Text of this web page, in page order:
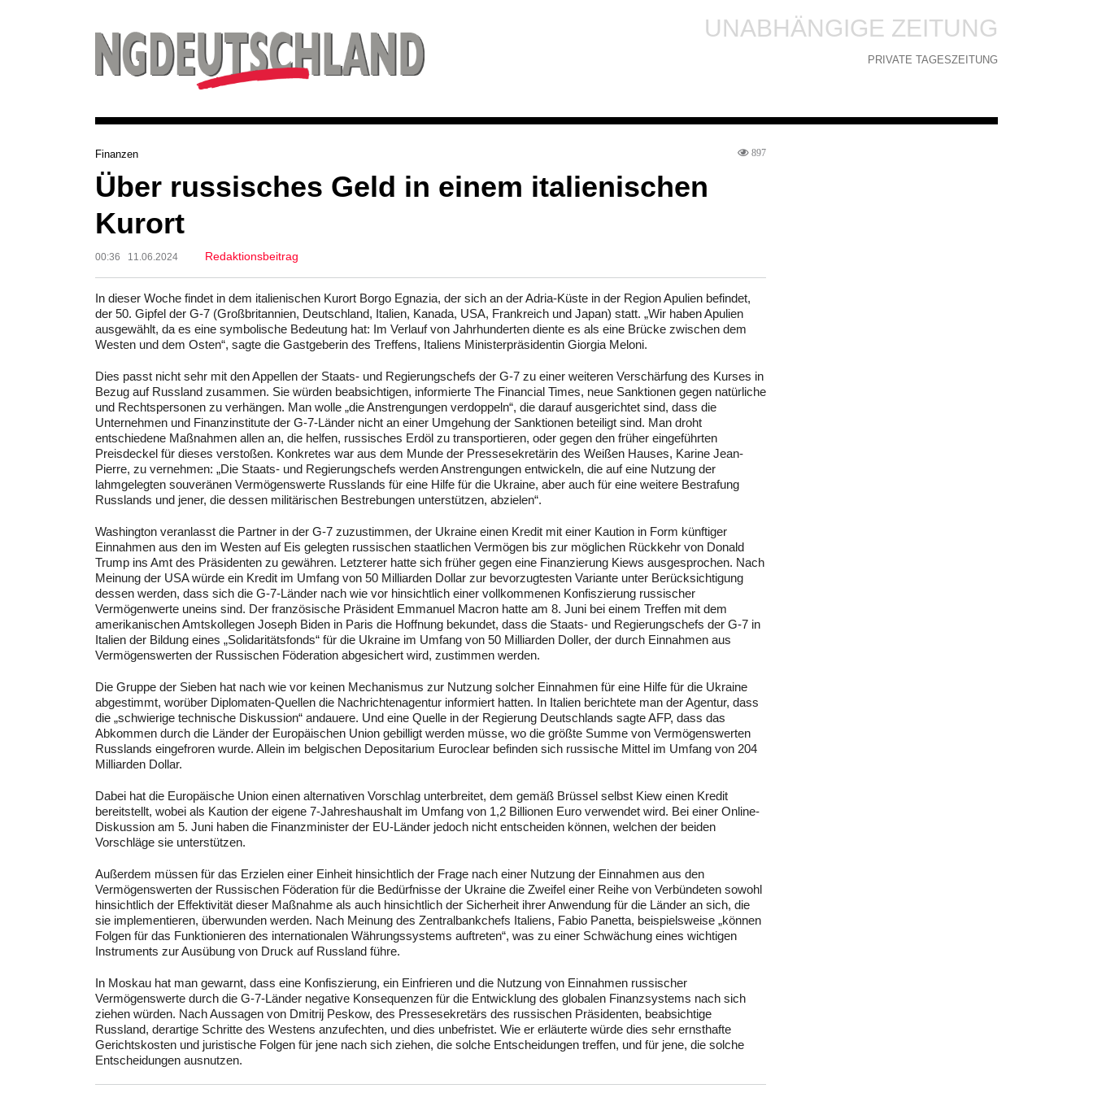
UNABHÄNGIGE ZEITUNG
PRIVATE TAGESZEITUNG
Finanzen 897
Über russisches Geld in einem italienischen
Kurort
00:36 11.06.2024 Redaktionsbeitrag
In dieser Woche findet in dem italienischen Kurort Borgo Egnazia, der sich an der Adria-Küste in der Region Apulien befindet,
der 50. Gipfel der G-7 (Großbritannien, Deutschland, Italien, Kanada, USA, Frankreich und Japan) statt. „Wir haben Apulien
ausgewählt, da es eine symbolische Bedeutung hat: Im Verlauf von Jahrhunderten diente es als eine Brücke zwischen dem
Westen und dem Osten“, sagte die Gastgeberin des Treffens, Italiens Ministerpräsidentin Giorgia Meloni.
Dies passt nicht sehr mit den Appellen der Staats- und Regierungschefs der G-7 zu einer weiteren Verschärfung des Kurses in
Bezug auf Russland zusammen. Sie würden beabsichtigen, informierte The Financial Times, neue Sanktionen gegen natürliche
und Rechtspersonen zu verhängen. Man wolle „die Anstrengungen verdoppeln“, die darauf ausgerichtet sind, dass die
Unternehmen und Finanzinstitute der G-7-Länder nicht an einer Umgehung der Sanktionen beteiligt sind. Man droht
entschiedene Maßnahmen allen an, die helfen, russisches Erdöl zu transportieren, oder gegen den früher eingeführten
Preisdeckel für dieses verstoßen. Konkretes war aus dem Munde der Pressesekretärin des Weißen Hauses, Karine Jean-
Pierre, zu vernehmen: „Die Staats- und Regierungschefs werden Anstrengungen entwickeln, die auf eine Nutzung der
lahmgelegten souveränen Vermögenswerte Russlands für eine Hilfe für die Ukraine, aber auch für eine weitere Bestrafung
Russlands und jener, die dessen militärischen Bestrebungen unterstützen, abzielen“.
Washington veranlasst die Partner in der G-7 zuzustimmen, der Ukraine einen Kredit mit einer Kaution in Form künftiger
Einnahmen aus den im Westen auf Eis gelegten russischen staatlichen Vermögen bis zur möglichen Rückkehr von Donald
Trump ins Amt des Präsidenten zu gewähren. Letzterer hatte sich früher gegen eine Finanzierung Kiews ausgesprochen. Nach
Meinung der USA würde ein Kredit im Umfang von 50 Milliarden Dollar zur bevorzugtesten Variante unter Berücksichtigung
dessen werden, dass sich die G-7-Länder nach wie vor hinsichtlich einer vollkommenen Konfiszierung russischer
Vermögenwerte uneins sind. Der französische Präsident Emmanuel Macron hatte am 8. Juni bei einem Treffen mit dem
amerikanischen Amtskollegen Joseph Biden in Paris die Hoffnung bekundet, dass die Staats- und Regierungschefs der G-7 in
Italien der Bildung eines „Solidaritätsfonds“ für die Ukraine im Umfang von 50 Milliarden Doller, der durch Einnahmen aus
Vermögenswerten der Russischen Föderation abgesichert wird, zustimmen werden.
Die Gruppe der Sieben hat nach wie vor keinen Mechanismus zur Nutzung solcher Einnahmen für eine Hilfe für die Ukraine
abgestimmt, worüber Diplomaten-Quellen die Nachrichtenagentur informiert hatten. In Italien berichtete man der Agentur, dass
die „schwierige technische Diskussion“ andauere. Und eine Quelle in der Regierung Deutschlands sagte AFP, dass das
Abkommen durch die Länder der Europäischen Union gebilligt werden müsse, wo die größte Summe von Vermögenswerten
Russlands eingefroren wurde. Allein im belgischen Depositarium Euroclear befinden sich russische Mittel im Umfang von 204
Milliarden Dollar.
Dabei hat die Europäische Union einen alternativen Vorschlag unterbreitet, dem gemäß Brüssel selbst Kiew einen Kredit
bereitstellt, wobei als Kaution der eigene 7-Jahreshaushalt im Umfang von 1,2 Billionen Euro verwendet wird. Bei einer Online-
Diskussion am 5. Juni haben die Finanzminister der EU-Länder jedoch nicht entscheiden können, welchen der beiden
Vorschläge sie unterstützen.
Außerdem müssen für das Erzielen einer Einheit hinsichtlich der Frage nach einer Nutzung der Einnahmen aus den
Vermögenswerten der Russischen Föderation für die Bedürfnisse der Ukraine die Zweifel einer Reihe von Verbündeten sowohl
hinsichtlich der Effektivität dieser Maßnahme als auch hinsichtlich der Sicherheit ihrer Anwendung für die Länder an sich, die
sie implementieren, überwunden werden. Nach Meinung des Zentralbankchefs Italiens, Fabio Panetta, beispielsweise „können
Folgen für das Funktionieren des internationalen Währungssystems auftreten“, was zu einer Schwächung eines wichtigen
Instruments zur Ausübung von Druck auf Russland führe.
In Moskau hat man gewarnt, dass eine Konfiszierung, ein Einfrieren und die Nutzung von Einnahmen russischer
Vermögenswerte durch die G-7-Länder negative Konsequenzen für die Entwicklung des globalen Finanzsystems nach sich
ziehen würden. Nach Aussagen von Dmitrij Peskow, des Pressesekretärs des russischen Präsidenten, beabsichtige
Russland, derartige Schritte des Westens anzufechten, und dies unbefristet. Wie er erläuterte würde dies sehr ernsthafte
Gerichtskosten und juristische Folgen für jene nach sich ziehen, die solche Entscheidungen treffen, und für jene, die solche
Entscheidungen ausnutzen.